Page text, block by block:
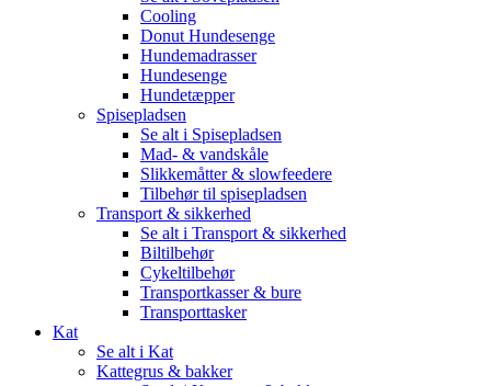
Cooling
Donut Hundesenge
Hundemadrasser
Hundesenge
Hundetæpper
Spisepladsen
Se alt i Spisepladsen
Mad- & vandskåle
Slikkemåtter & slowfeedere
Tilbehør til spisepladsen
Transport & sikkerhed
Se alt i Transport & sikkerhed
Biltilbehør
Cykeltilbehør
Transportkasser & bure
Transporttasker
Kat
Se alt i Kat
Kattegrus & bakker